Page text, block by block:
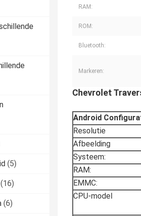
(5)
(16)
(6)
RAM:
ROM:
Bluetooth:
Markeren:
Chevrolet
Android
Resolutie
Afbeelding
Systeem:
RAM:
EMMC:
CPU-model